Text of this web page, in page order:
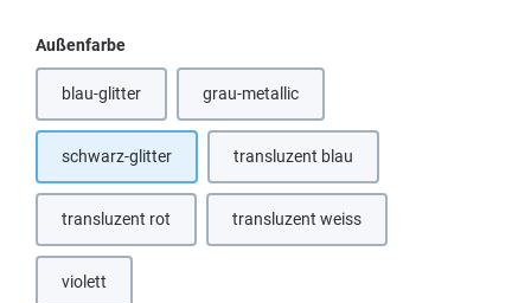
Außenfarbeauswählen
blau-glitter
(Diese Option ist zurzeit nicht verfügbar.)
grau-metallic
schwarz-glitter transluzent blau(Diese Option ist zurzeit nicht
transluzent rot(Diese Option ist zurzeit nicht verfügbar.)
transluzent weiss(Diese Option ist zurzeit nicht
violett(Diese Option ist zurzeit nicht verfügbar.)